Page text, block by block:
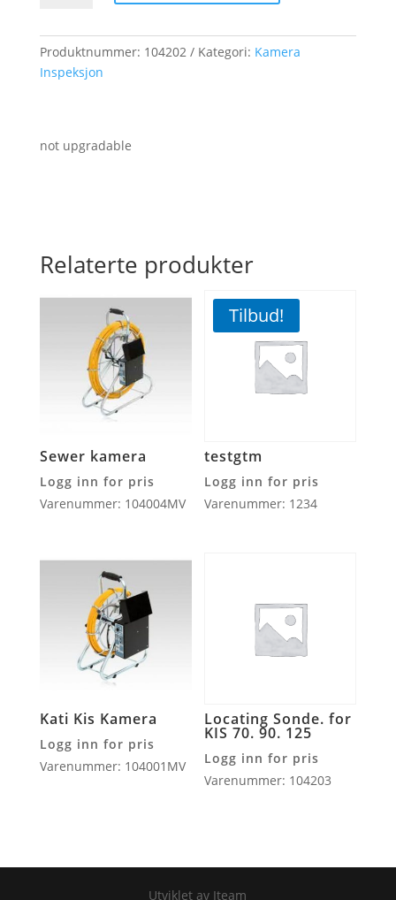
KatiÂ©
KIS
Produktnummer: 104202 Kategori: Kamera
Inspeksjon
not upgradable
Relaterte produkter
Sewer kamera
Logg inn for pris
Varenummer: 104004MV
Tilbud!
testgtm
Logg inn for pris
Varenummer: 1234
Kati Kis Kamera
Logg inn for pris
Varenummer: 104001MV
Locating Sonde. for
KIS 70. 90. 125
Logg inn for pris
Varenummer: 104203
Utviklet av Iteam